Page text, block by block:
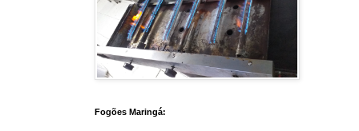
Fogões Maringá: